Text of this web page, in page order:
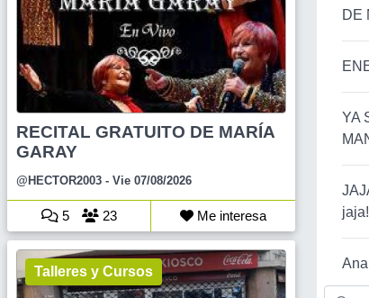
RECITAL GRATUITO DE MARÍA
GARAY
@HECTOR2003 - Vie 07/08/2026
5 23 Me interesa
Talleres y Cursos
DE
YA
jaja!